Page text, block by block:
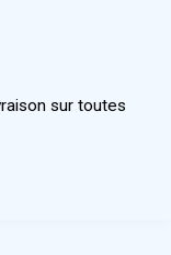
sur toutes